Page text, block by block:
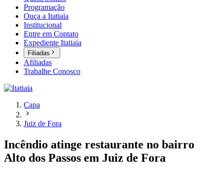
Programação
Ouça a Itatiaia
Institucional
Entre em Contato
Expediente Itatiaia
Filiadas
Afiliadas
Trabalhe Conosco
Capa
Juiz de Fora
Incêndio atinge restaurante no bairro
Alto dos Passos em Juiz de Fora